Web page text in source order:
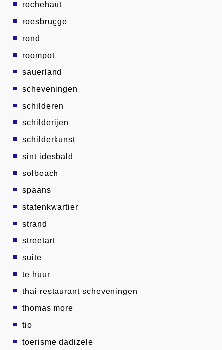
rochehaut
roesbrugge
rond
roompot
sauerland
scheveningen
schilderen
schilderijen
schilderkunst
sint idesbald
solbeach
spaans
statenkwartier
strand
streetart
suite
te huur
thai restaurant scheveningen
thomas more
tio
toerisme dadizele